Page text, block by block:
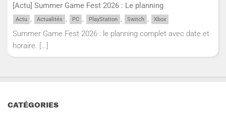
[Actu] Summer Game Fest 2026 : Le planning
Actu , Actualités , PC , PlayStation , Switch , Xbox
Summer Game Fest 2026 : le planning complet avec date et
horaire. […]
CATÉGORIES